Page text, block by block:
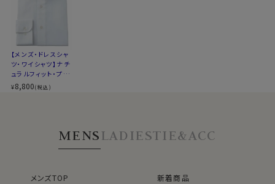
カフス部分はコンバーチブルカフスになっておりますの
で、カフスボタンもご利用いただけます。
S-37～LL-43・3L-45･4L-47cm / トールM-88・L-90・
後ろ身頃にダーツを入れて、ウエスト部分をやや絞ったス
タイルです。
適度に絞ったウエストラインは細すぎず、それでいてダボ
つきのないシルエット。
着心地を考え、細いだけのシャツとは一線を画したつくり
なサイズと同じ感覚でお選びください。
【メンズ・ドレスシャ
ツ・ワイシャツ】ナチ
ュラルフィット・プレ
ミアムコットン120
番手双糸・イージー
¥8,800(税込)
MENSLADIESTIE&ACC
メンズTOP
新着商品